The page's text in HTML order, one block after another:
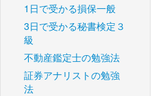
1日で受かる損保一般
3日で受かる秘書検定３
級
不動産鑑定士の勉強法
証券アナリストの勉強
法